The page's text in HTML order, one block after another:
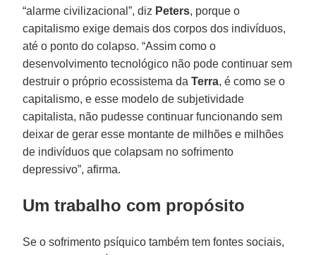
“alarme civilizacional”, diz Peters, porque o
capitalismo exige demais dos corpos dos indivíduos,
até o ponto do colapso. “Assim como o
desenvolvimento tecnológico não pode continuar sem
destruir o próprio ecossistema daTerra, é como se o
capitalismo, e esse modelo de subjetividade
capitalista, não pudesse continuar funcionando sem
deixar de gerar esse montante de milhões e milhões
de indivíduos que colapsam no sofrimento
depressivo”, afirma.
Um trabalho com propósito
Se o sofrimento psíquico também tem fontes sociais,